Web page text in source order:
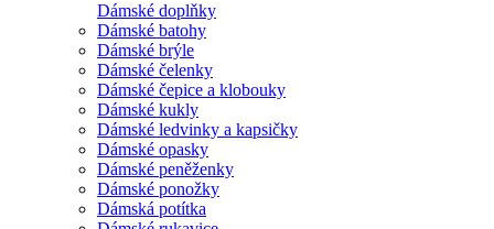
Dámské doplňky
Dámské batohy
Dámské brýle
Dámské čelenky
Dámské čepice a klobouky
Dámské kukly
Dámské ledvinky a kapsičky
Dámské opasky
Dámské peněženky
Dámské ponožky
Dámská potítka